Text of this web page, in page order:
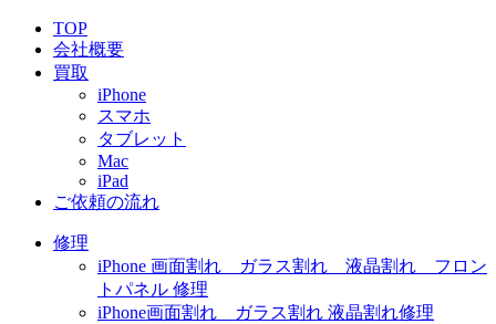
TOP
会社概要
買取
iPhone
スマホ
タブレット
Mac
iPad
ご依頼の流れ
修理
iPhone 画面割れ ガラス割れ 液晶割れ フロン
トパネル 修理
iPhone画面割れ ガラス割れ 液晶割れ修理